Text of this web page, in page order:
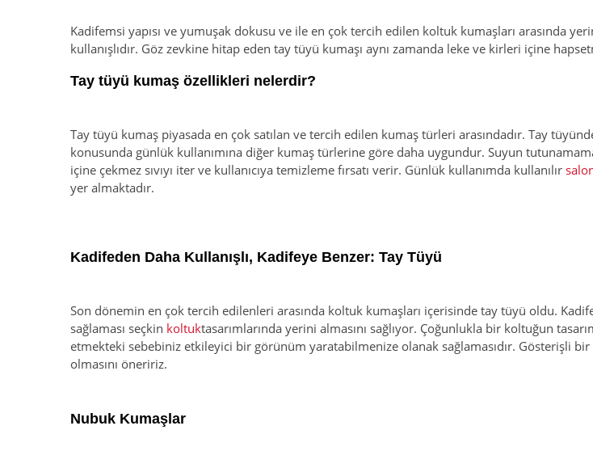
Kadifemsi yapısı ve yumuşak dokusu ve ile en çok tercih edilen koltuk kumaşları arasında
kullanışlıdır. Göz zevkine hitap eden tay tüyü kumaşı aynı zamanda leke ve kirleri içine
Tay tüyü kumaş özellikleri nelerdir?
Tay tüyü kumaş piyasada en çok satılan ve tercih edilen kumaş türleri arasındadır. Tay
konusunda günlük kullanımına diğer kumaş türlerine göre daha uygundur. Suyun
içine çekmez sıvıyı iter ve kullanıcıya temizleme fırsatı verir. Günlük kullanımda kullanılır
yer almaktadır.
Kadifeden Daha Kullanışlı, Kadifeye Benzer: Tay Tüyü
Son dönemin en çok tercih edilenleri arasında koltuk kumaşları içerisinde tay tüyü oldu.
sağlaması seçkin koltuktasarımlarında yerini almasını sağlıyor. Çoğunlukla bir koltuğun
etmekteki sebebiniz etkileyici bir görünüm yaratabilmenize olanak sağlamasıdır. Gösterişli
olmasını öneririz.
Nubuk Kumaşlar